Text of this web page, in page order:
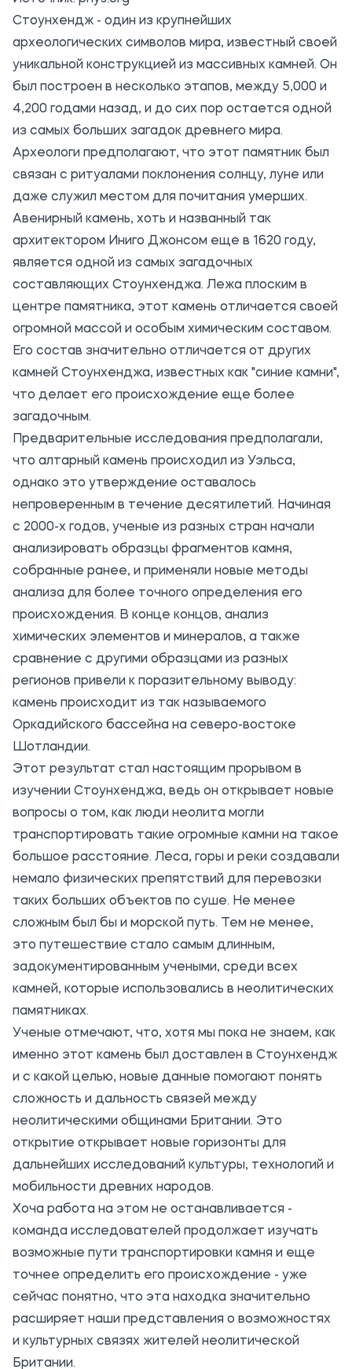
Стоунхендж - один из крупнейших
археологических символов мира, известный своей
уникальной конструкцией из массивных камней. Он
был построен в несколько этапов, между 5,000 и
4,200 годами назад, и до сих пор остается одной
из самых больших загадок древнего мира.
Археологи предполагают, что этот памятник был
связан с ритуалами поклонения солнцу, луне или
даже служил местом для почитания умерших.
Авенирный камень, хоть и названный так
архитектором Иниго Джонсом еще в 1620 году,
является одной из самых загадочных
составляющих Стоунхенджа. Лежа плоским в
центре памятника, этот камень отличается своей
огромной массой и особым химическим составом.
Его состав значительно отличается от других
камней Стоунхенджа, известных как "синие камни",
что делает его происхождение еще более
загадочным.
Предварительные исследования предполагали,
что алтарный камень происходил из Уэльса,
однако это утверждение оставалось
непроверенным в течение десятилетий. Начиная
с 2000-х годов, ученые из разных стран начали
анализировать образцы фрагментов камня,
собранные ранее, и применяли новые методы
анализа для более точного определения его
происхождения. В конце концов, анализ
химических элементов и минералов, а также
сравнение с другими образцами из разных
регионов привели к поразительному выводу:
камень происходит из так называемого
Оркадийского бассейна на северо-востоке
Шотландии.
Этот результат стал настоящим прорывом в
изучении Стоунхенджа, ведь он открывает новые
вопросы о том, как люди неолита могли
транспортировать такие огромные камни на такое
большое расстояние. Леса, горы и реки создавали
немало физических препятствий для перевозки
таких больших объектов по суше. Не менее
сложным был бы и морской путь. Тем не менее,
это путешествие стало самым длинным,
задокументированным учеными, среди всех
камней, которые использовались в неолитических
памятниках.
Ученые отмечают, что, хотя мы пока не знаем, как
именно этот камень был доставлен в Стоунхендж
и с какой целью, новые данные помогают понять
сложность и дальность связей между
неолитическими общинами Британии. Это
открытие открывает новые горизонты для
дальнейших исследований культуры, технологий и
мобильности древних народов.
Хоча работа на этом не останавливается -
команда исследователей продолжает изучать
возможные пути транспортировки камня и еще
точнее определить его происхождение - уже
сейчас понятно, что эта находка значительно
расширяет наши представления о возможностях
и культурных связях жителей неолитической
Британии.